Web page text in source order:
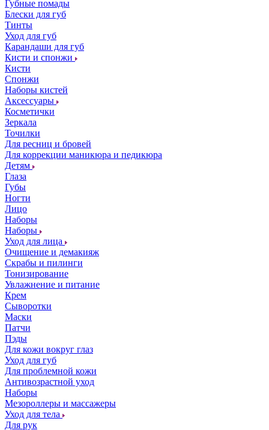
Губные помады
Блески для губ
Тинты
Уход для губ
Карандаши для губ
Кисти и спонжи
Кисти
Спонжи
Наборы кистей
Аксессуары
Косметички
Зеркала
Точилки
Для ресниц и бровей
Для коррекции маникюра и педикюра
Детям
Глаза
Губы
Ногти
Лицо
Наборы
Наборы
Уход для лица
Очищение и демакияж
Скрабы и пилинги
Тонизирование
Увлажнение и питание
Крем
Сыворотки
Маски
Патчи
Пэды
Для кожи вокруг глаз
Уход для губ
Для проблемной кожи
Антивозрастной уход
Наборы
Мезороллеры и массажеры
Уход для тела
Для рук